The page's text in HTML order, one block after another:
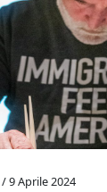
/ 9 Aprile 2024